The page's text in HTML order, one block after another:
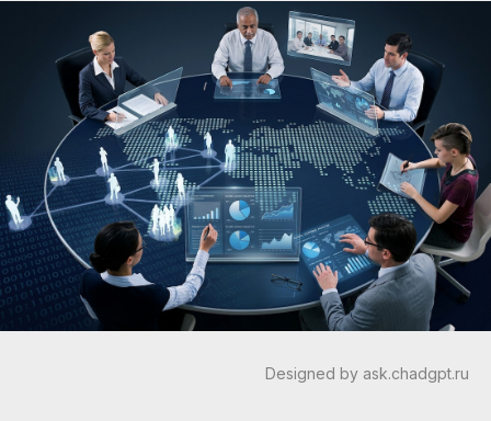
Designed by ask.chadgpt.ru